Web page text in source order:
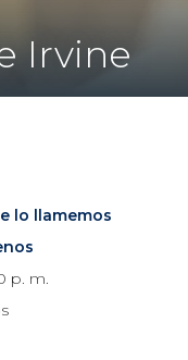
Irvine
lo llamemos
p. m.